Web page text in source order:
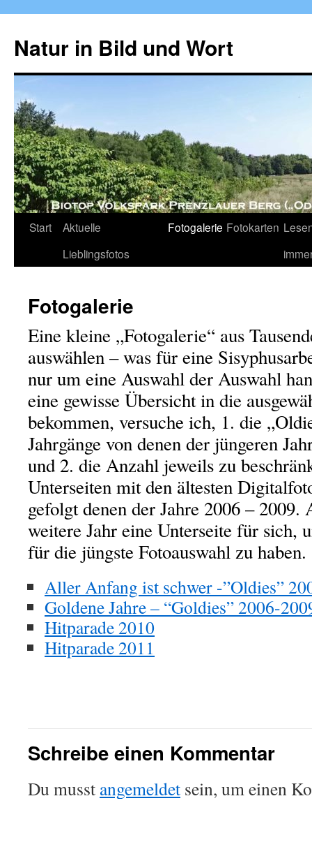
springen
Natur in Bild und Wort
Start
Aktuelle
Lieblingsfotos
Fotogalerie Fotokarten
Fotogalerie
Eine kleine „Fotogalerie“ aus
auswählen – was für eine
nur um eine Auswahl der Auswahl
eine gewisse Übersicht in die
bekommen, versuche ich, 1. die
Jahrgänge von denen der jüngeren
und 2. die Anzahl jeweils zu
Unterseiten mit den ältesten
gefolgt denen der Jahre 2006 – 2009.
weitere Jahr eine Unterseite für sich,
für die jüngste Fotoauswahl zu haben.
Aller Anfang ist schwer -”Oldies”
Goldene Jahre – “Goldies” 2006-
Hitparade 2010
Hitparade 2011
Schreibe einen Kommentar
Du musst angemeldet sein, um einen